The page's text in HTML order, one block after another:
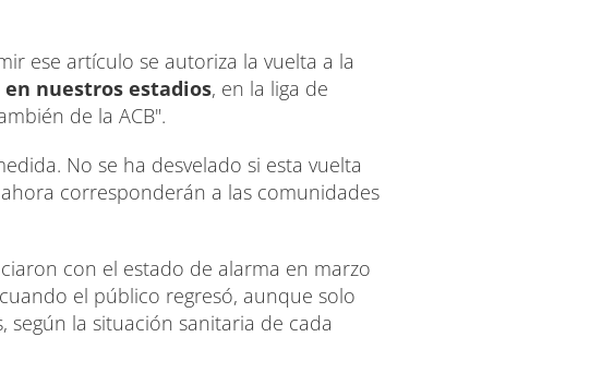
ese artículo se autoriza la vuelta a la
nuestros estadios, en la liga de
de la ACB".
No se ha desvelado si esta vuelta
corresponderán a las comunidades
con el estado de alarma en marzo
el público regresó, aunque solo
la situación sanitaria de cada